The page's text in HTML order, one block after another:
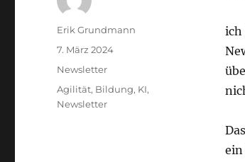
ich
ein
Autor
Erik Grundmann
Veröffentlicht
7. März 2024
Kategorien
Newsletter
Schlagwörter
Agilität, Bildung, KI,
Newsletter